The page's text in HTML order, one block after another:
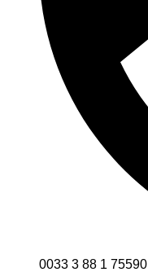
0033 3 88 1 75590